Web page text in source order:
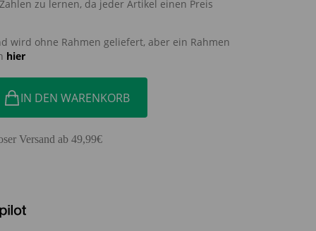
zu lernen, da jeder Artikel einen Preis
wird ohne Rahmen geliefert, aber ein Rahmen
hier
IN DEN WARENKORB
Versand ab 49,99€